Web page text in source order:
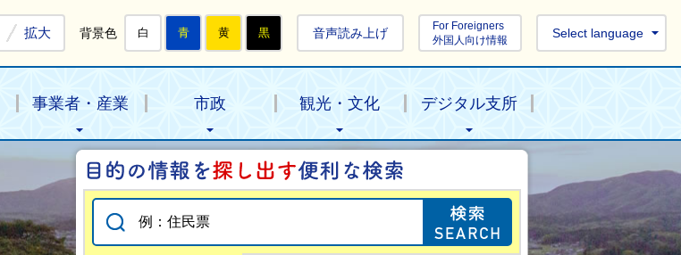
拡大 背景色 白 青 黄 黒 音声読み上げ
For Foreigners
外国人向け情報
Select language
事業者・産業 市政 観光・文化 デジタル支所
目的の情報を探